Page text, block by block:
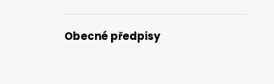
Obecné předpisy